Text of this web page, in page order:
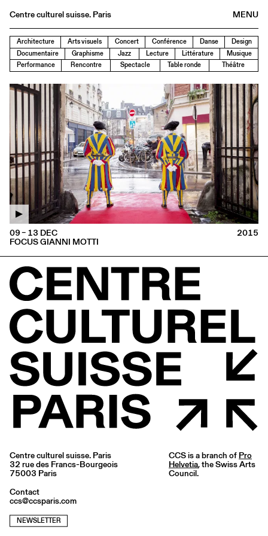
MENU
Centre culturel suisse. Paris
Agenda
Bookshop
Archives
Medias
Publications
About
FR / EN
Architecture Arts visuels Concert Conférence Danse
Design
Documentaire
Graphisme Jazz Lecture Littérature
Musique
Performance
Rencontre Spectacle Table ronde Théâtre
FOCUS GIANNI MOTTI
09 – 13 DEC 2015
Centre culturel suisse. Paris
32 rue des Francs-Bourgeois
75003 Paris
Contact
ccs@ccsparis.com
NEWSLETTER
CCS is a branch of Pro
Helvetia, the Swiss Arts
Council.